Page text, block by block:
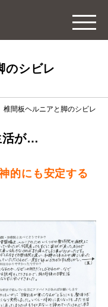
のシビレ
椎間板ヘルニアと脚のシビレ
活が…
的にも安定する